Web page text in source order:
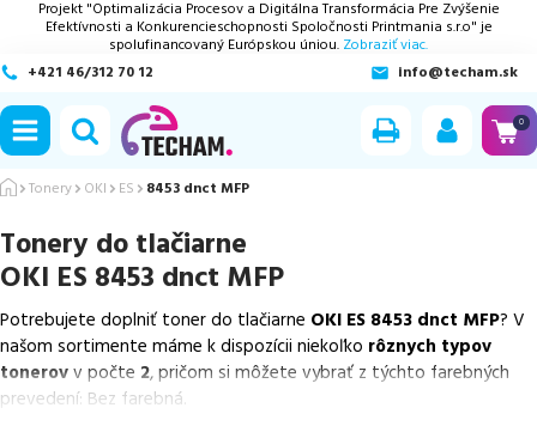
Projekt "Optimalizácia Procesov a Digitálna Transformácia Pre Zvýšenie
Efektívnosti a Konkurencieschopnosti Spoločnosti Printmania s.r.o" je
spolufinancovaný Európskou úniou. Zobraziť viac.
+421 46/312 70 12
info@techam.sk
0
Tonery OKI ES 8453 dnct MFP
Tonery do tlačiarne
OKI ES 8453 dnct MFP
Potrebujete doplniť toner do tlačiarne OKI ES 8453 dnct MFP? V
našom sortimente máme k dispozícii niekoľko rôznych typov
tonerovv počte 2, pričom si môžete vybrať z týchto farebných
prevedení: Bez farebná.